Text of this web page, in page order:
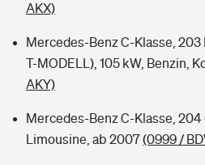
AKX)
Mercedes-Benz C-Klasse, 203
T-MODELL), 105 kW, Benzin,
AKY)
Mercedes-Benz C-Klasse, 204
Limousine, ab 2007(0999 /